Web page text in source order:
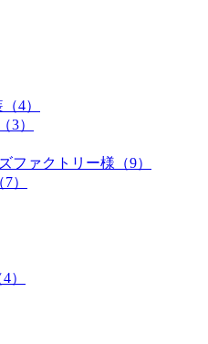
4）
3）
ァクトリー様（9）
）
）